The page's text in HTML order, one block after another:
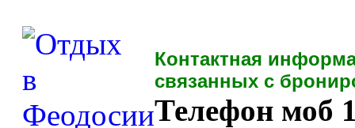
Контактная
связанных с
Телефон моб